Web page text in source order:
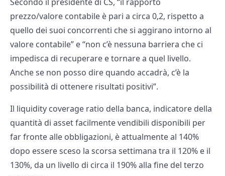
Secondo il presidente di CS, “il rapporto
prezzo/valore contabile è pari a circa 0,2, rispetto a
quello dei suoi concorrenti che si aggirano intorno al
valore contabile” e “non c’è nessuna barriera che ci
impedisca di recuperare e tornare a quel livello.
Anche se non posso dire quando accadrà, c’è la
possibilità di ottenere risultati positivi”.
Il liquidity coverage ratio della banca, indicatore della
quantità di asset facilmente vendibili disponibili per
far fronte alle obbligazioni, è attualmente al 140%
dopo essere sceso la scorsa settimana tra il 120% e il
130%, da un livello di circa il 190% alla fine del terzo